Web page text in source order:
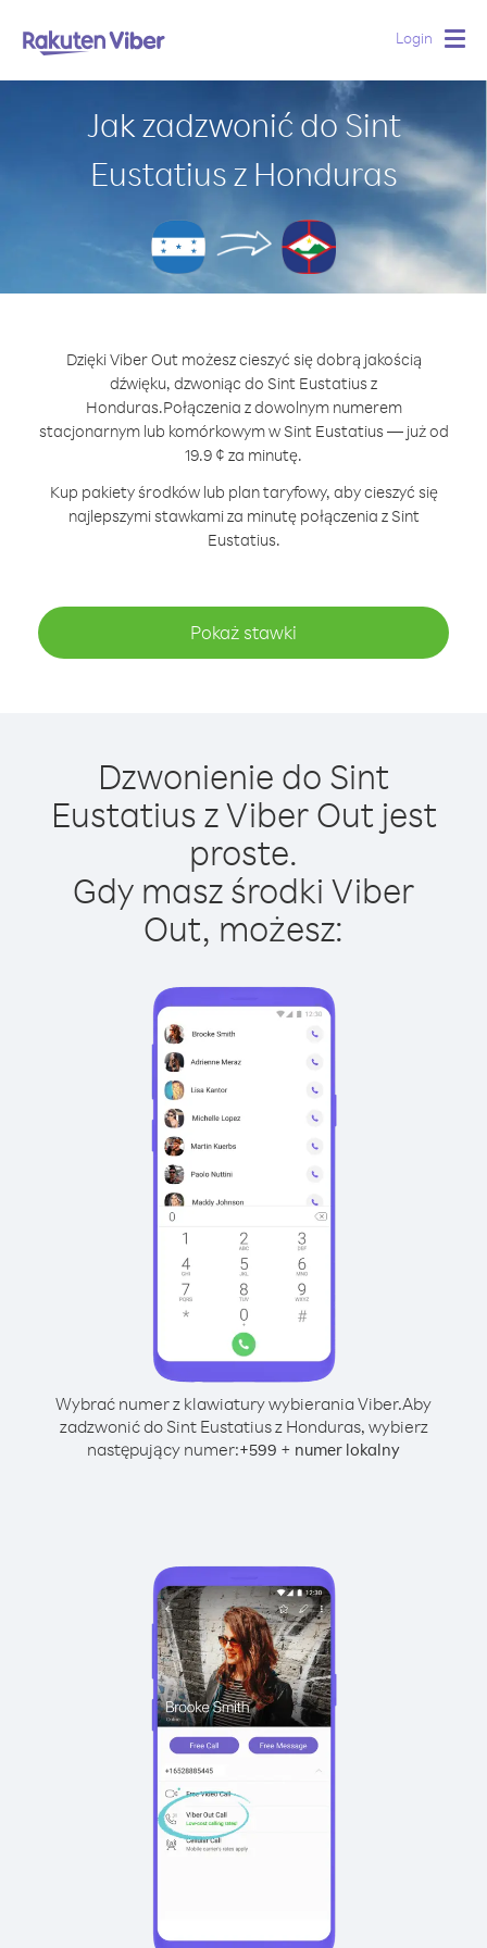
Login
Jak zadzwonić do Sint
Eustatius z Honduras
Dzięki Viber Out możesz cieszyć się dobrą jakością
dźwięku, dzwoniąc do Sint Eustatius z
Honduras.Połączenia z dowolnym numerem
stacjonarnym lub komórkowym w Sint Eustatius — już od
19.9 ¢ za minutę.
Kup pakiety środków lub plan taryfowy, aby cieszyć się
najlepszymi stawkami za minutę połączenia z Sint
Eustatius.
Pokaż stawki
Dzwonienie do Sint
Eustatius z Viber Out jest
proste.
Gdy masz środki Viber
Out, możesz:
Wybrać numer z klawiatury wybierania Viber.Aby
zadzwonić do Sint Eustatius z Honduras, wybierz
następujący numer:+599 + numer lokalny